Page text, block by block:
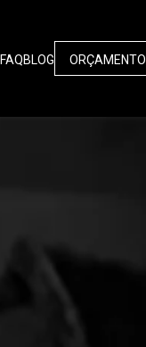
FAQBLOG ORÇAMENTO